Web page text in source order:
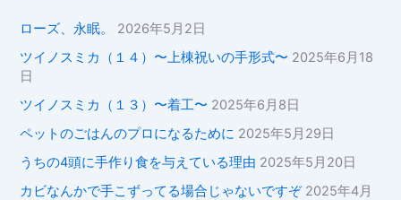
ローズ、永眠。
2026年5月2日
ツイノスミカ（１４）〜上棟祝いの手形式〜 2025年6月18
日
ツイノスミカ（１３）〜着工〜 2025年6月8日
ペットのごはんのプロになるために 2025年5月29日
うちの4頭に手作り食を与えている理由 2025年5月20日
カビなんかで手こずってる場合じゃないですぞ 2025年4月